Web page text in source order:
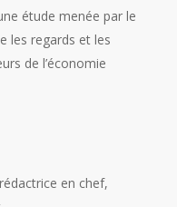
étude menée par le
les regards et les
de l’économie
en chef,